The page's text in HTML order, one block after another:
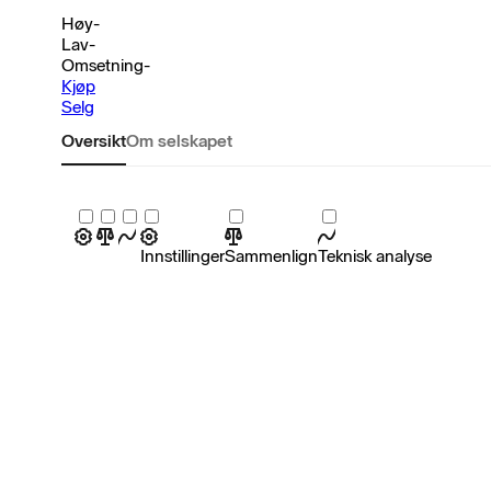
Høy-
Lav-
Omsetning-
Kjøp
Selg
OversiktOm selskapet
InnstillingerSammenlignTeknisk analyse